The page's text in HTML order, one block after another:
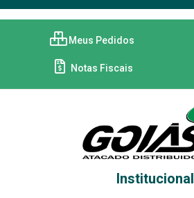
Meus Pedidos
Notas Fiscais
Institucional